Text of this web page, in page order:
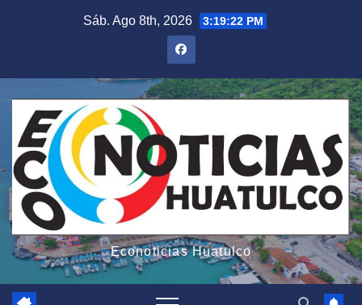
Sáb. Ago 8th, 2026 3:19:24 PM
Econoticias Huatulco